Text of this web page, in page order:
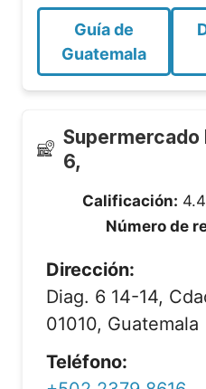
Guía de
Guatemala
Supermercado
6,
Calificación: 4.4
Número de
Dirección:
Diag. 6 14-14,
01010, Guatemala
Teléfono: